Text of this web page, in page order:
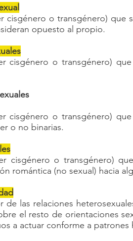
cisgénero o transgénero) que
opuesto al propio.
cisgénero o transgénero)
cisgénero o transgénero)
o no binarias.
cisgénero o transgénero)
romántica (no sexual) hacia
de las relaciones
el resto de orientaciones
a actuar conforme a